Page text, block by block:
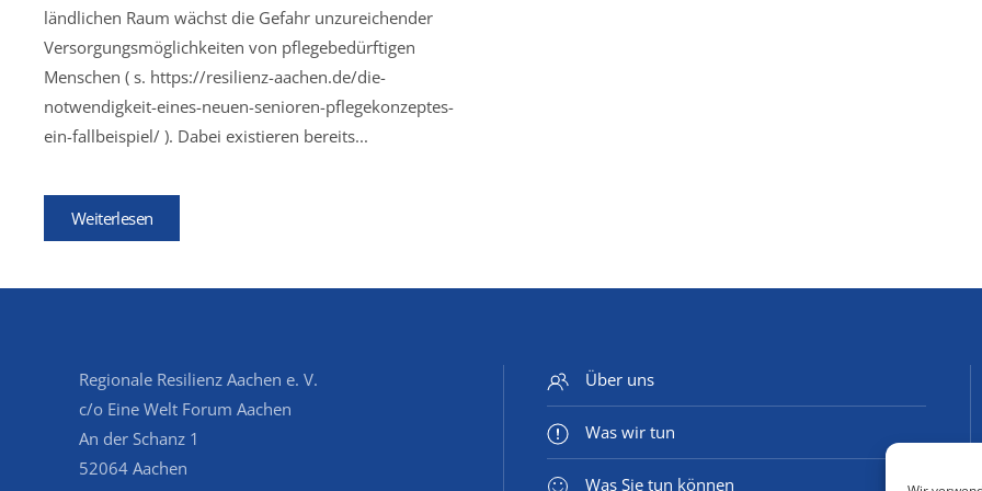
ländlichen Raum wächst die Gefahr unzureichender
Versorgungsmöglichkeiten von pflegebedürftigen
Menschen ( s. https://resilienz-aachen.de/die-
notwendigkeit-eines-neuen-senioren-pflegekonzeptes-
ein-fallbeispiel/ ). Dabei existieren bereits...
Weiterlesen
Regionale Resilienz Aachen e. V.
c/o Eine Welt Forum Aachen
An der Schanz 1
52064 Aachen
Über uns
Was wir tun
Was Sie tun können